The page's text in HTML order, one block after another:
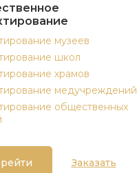
музеев
школ
храмов
медучреждений
общественных
Заказать